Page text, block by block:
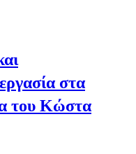
στα
του Κώστα